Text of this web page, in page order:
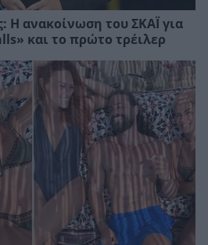
Η ανακοίνωση του ΣΚΑΪ για
και το πρώτο τρέιλερ